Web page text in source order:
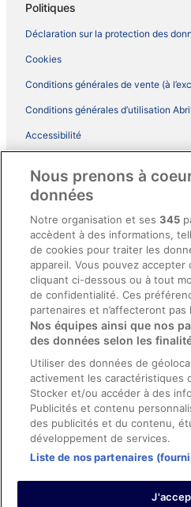
Politiques
Déclaration sur la protection des
Cookies
Conditions générales de vente (à
Conditions générales d’utilisation
Accessibilité
Conditions générales du programme
Directives de contenu et signalement
Aide
Soutien
Annuler votre réservation d’hôtel ou
Échéances de remboursement
Utiliser un coupon ebookers
Electron, CartaSi, Carte Bleue,
Nous prenons à
données
Notre organisation et ses345
accèdent à des informations,
de cookies pour traiter les
appareil. Vous pouvez
cliquant ci-dessous ou à tout
de confidentialité. Ces
partenaires et n’affecteront
Nos équipes ainsi que nos
des données selon les
Utiliser des données de
activement les caractéristiques
Stocker et/ou accéder à des
Publicités et contenu
des publicités et du contenu,
développement de services.
Liste de nos partenaires